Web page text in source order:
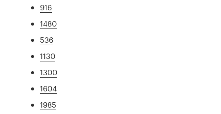
916
1480
536
1130
1300
1604
1985